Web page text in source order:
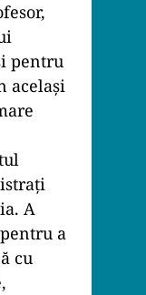
pentru
același
A
a
cu